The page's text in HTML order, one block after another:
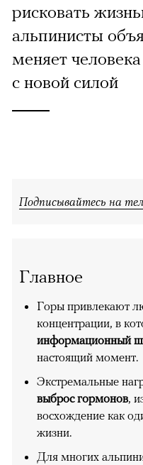
рисковать
альпинисты
меняет
с новой силой
Подписывайтесь на
Главное
Горы привлекают
концентрации, в
информационный
настоящий момент.
Экстремальные
выброс гормонов,
восхождение как
жизни.
Для многих